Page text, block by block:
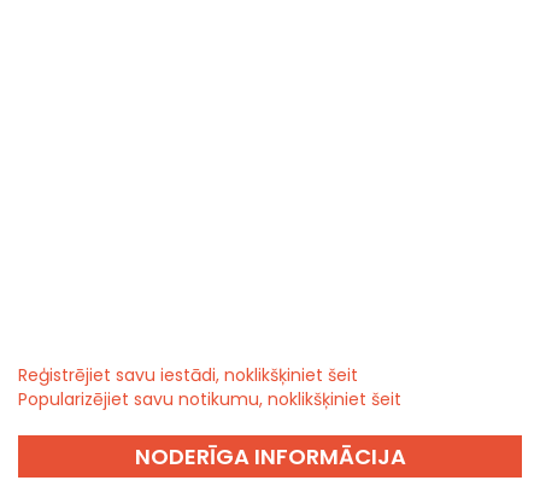
Reģistrējiet savu iestādi, noklikšķiniet šeit
Popularizējiet savu notikumu, noklikšķiniet šeit
NODERĪGA INFORMĀCIJA